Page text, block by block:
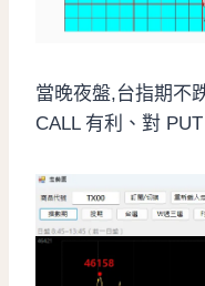
當晚夜盤,台指期
CALL 有利、對